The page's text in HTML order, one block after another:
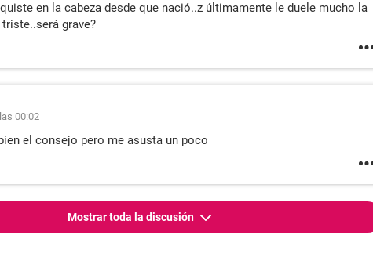
en la cabeza desde que nació..z últimamente le duele mucho la
grave?
00:02
el consejo pero me asusta un poco
Mostrar toda la discusión